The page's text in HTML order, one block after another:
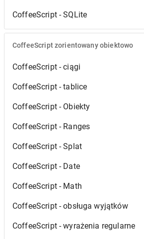
CoffeeScript - SQLite
CoffeeScript zorientowany obiektowo
CoffeeScript - ciągi
CoffeeScript - tablice
CoffeeScript - Obiekty
CoffeeScript - Ranges
CoffeeScript - Splat
CoffeeScript - Date
CoffeeScript - Math
CoffeeScript - obsługa wyjątków
CoffeeScript - wyrażenia regularne